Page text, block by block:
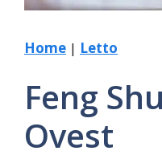
Home | Letto
Feng
Ovest